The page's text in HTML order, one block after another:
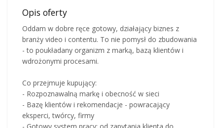
Opis oferty
Oddam w dobre ręce gotowy, działający biznes z
branży video i contentu. To nie pomysł do zbudowania
- to poukładany organizm z marką, bazą klientów i
wdrożonymi procesami.
Co przejmuje kupujący:
- Rozpoznawalną markę i obecność w sieci
- Bazę klientów i rekomendacje - powracający
eksperci, twórcy, firmy